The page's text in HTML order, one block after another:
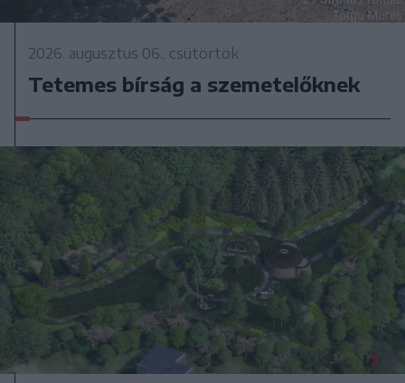
2026. augusztus 06., csütörtök
Tetemes bírság a szemetelőknek